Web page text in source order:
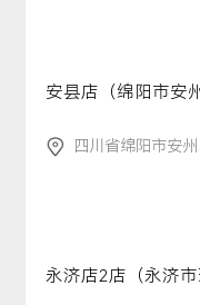
安县店（绵阳市安
四川省绵阳市安
永济店2店（永济市